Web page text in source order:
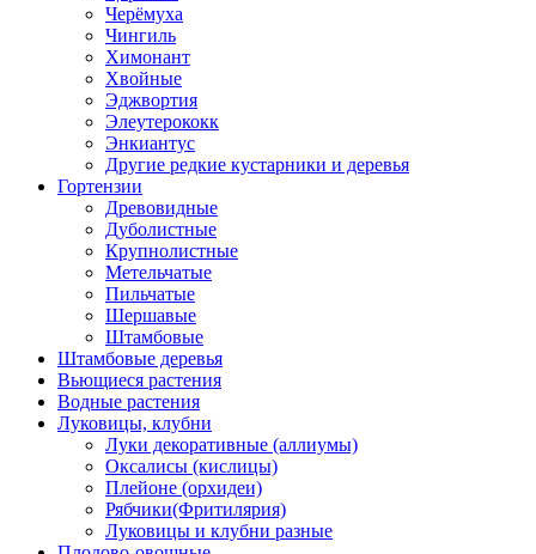
Черёмуха
Чингиль
Химонант
Хвойные
Эджвортия
Элеутерококк
Энкиантус
Другие редкие кустарники и деревья
Гортензии
Древовидные
Дуболистные
Крупнолистные
Метельчатые
Пильчатые
Шершавые
Штамбовые
Штамбовые деревья
Вьющиеся растения
Водные растения
Луковицы, клубни
Луки декоративные (аллиумы)
Оксалисы (кислицы)
Плейоне (орхидеи)
Рябчики(Фритилярия)
Луковицы и клубни разные